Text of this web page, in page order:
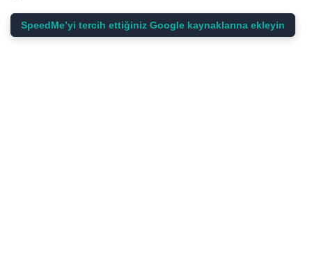
SpeedMe’yi tercih ettiğiniz Google kaynaklarına ekleyin